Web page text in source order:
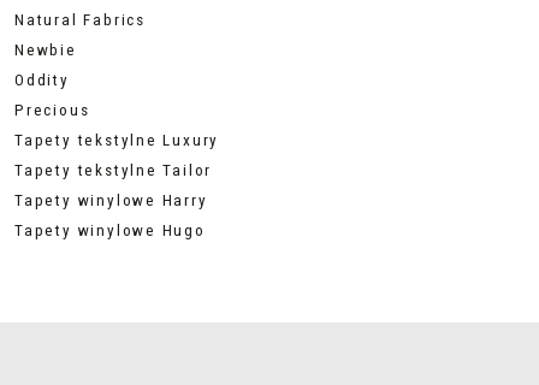
Natural Fabrics
Newbie
Oddity
Precious
Tapety tekstylne Luxury
Tapety tekstylne Tailor
Tapety winylowe Harry
Tapety winylowe Hugo